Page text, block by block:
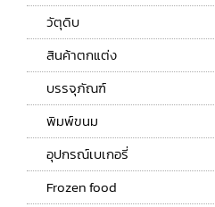
วัตุดิบ
สินค้าตกแต่ง
บรรจุภัณฑ์
พิมพ์ขนม
อุปกรณ์เบเกอรี่
Frozen food